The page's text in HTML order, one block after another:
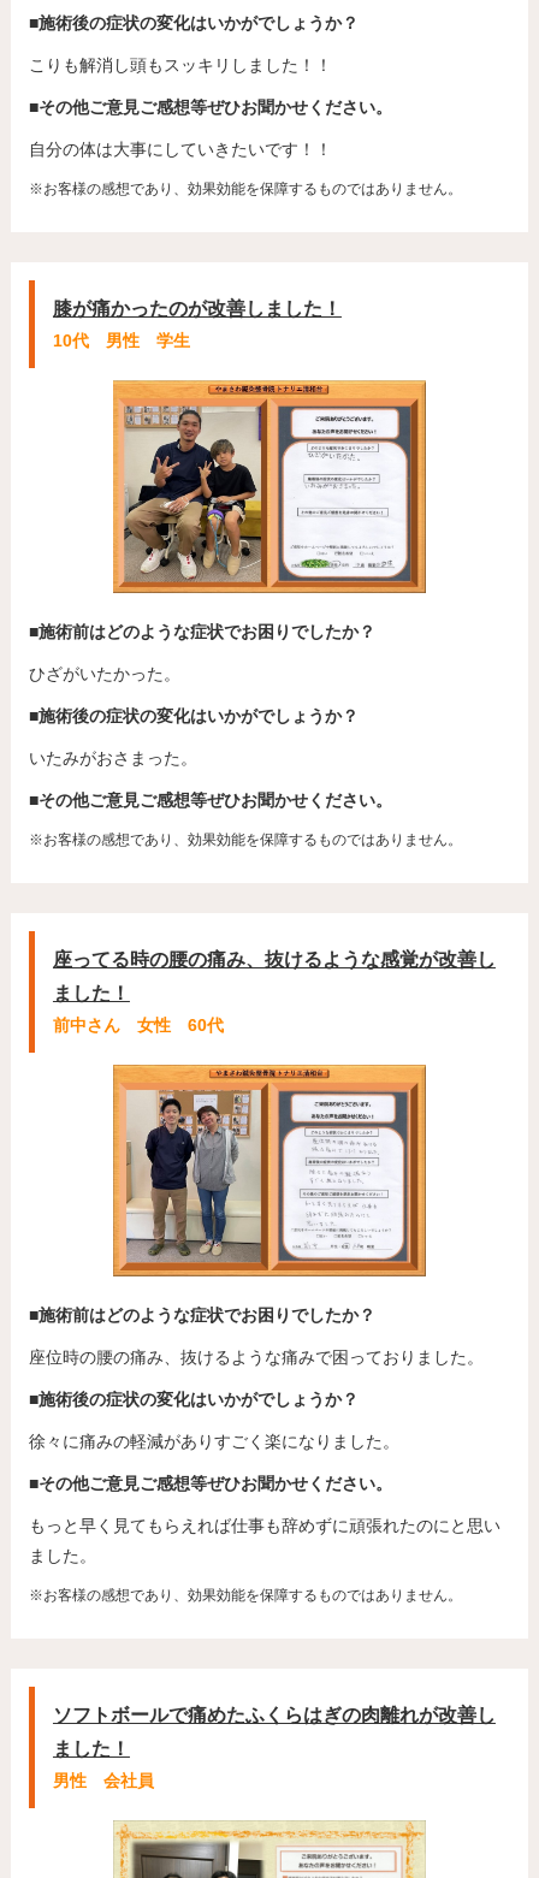
■施術後の症状の変化はいかがでしょうか？
こりも解消し頭もスッキリしました！！
■その他ご意見ご感想等ぜひお聞かせください。
自分の体は大事にしていきたいです！！
※お客様の感想であり、効果効能を保障するものではありません。
膝が痛かったのが改善しました！
10代 男性 学生
■施術前はどのような症状でお困りでしたか？
ひざがいたかった。
■施術後の症状の変化はいかがでしょうか？
いたみがおさまった。
■その他ご意見ご感想等ぜひお聞かせください。
※お客様の感想であり、効果効能を保障するものではありません。
座ってる時の腰の痛み、抜けるような感覚が改善し
ました！
前中さん 女性 60代
■施術前はどのような症状でお困りでしたか？
座位時の腰の痛み、抜けるような痛みで困っておりました。
■施術後の症状の変化はいかがでしょうか？
徐々に痛みの軽減がありすごく楽になりました。
■その他ご意見ご感想等ぜひお聞かせください。
もっと早く見てもらえれば仕事も辞めずに頑張れたのにと思い
ました。
※お客様の感想であり、効果効能を保障するものではありません。
ソフトボールで痛めたふくらはぎの肉離れが改善し
ました！
男性 会社員